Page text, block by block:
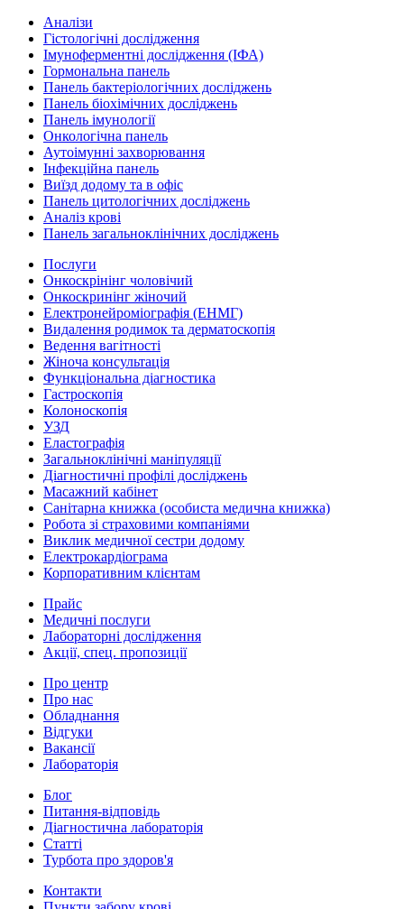
Аналізи
Гістологічні дослідження
Імуноферментні дослідження (ІФА)
Гормональна панель
Панель бактеріологічних досліджень
Панель біохімічних досліджень
Панель імунології
Онкологічна панель
Аутоімунні захворювання
Інфекційна панель
Виїзд додому та в офіс
Панель цитологічних досліджень
Аналіз крові
Панель загальноклінічних досліджень
Послуги
Онкоскрінінг чоловічий
Онкоскринінг жіночий
Електронейроміографія (ЕНМГ)
Видалення родимок та дерматоскопія
Ведення вагітності
Жіноча консультація
Функціональна діагностика
Гастроскопія
Колоноскопія
УЗД
Еластографія
Загальноклінічні маніпуляції
Діагностичні профілі досліджень
Масажний кабінет
Санітарна книжка (особиста медична книжка)
Робота зі страховими компаніями
Виклик медичної сестри додому
Електрокардіограма
Корпоративним клієнтам
Прайс
Медичні послуги
Лабораторні дослідження
Акції, спец. пропозиції
Про центр
Про нас
Обладнання
Відгуки
Вакансії
Лабораторія
Блог
Питання-відповідь
Діагностична лабораторія
Статті
Турбота про здоров'я
Контакти